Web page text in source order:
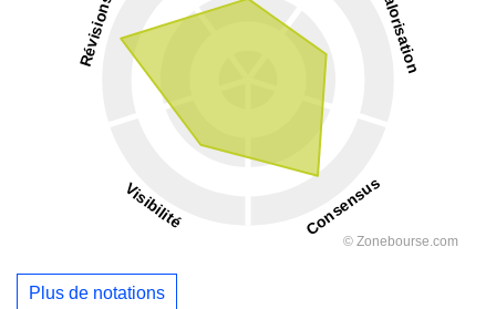
Plus de notations